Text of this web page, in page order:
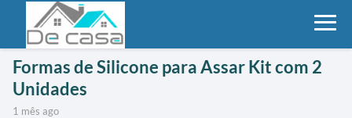
Formas de Silicone para Assar Kit com 2
Unidades
1 mês ago